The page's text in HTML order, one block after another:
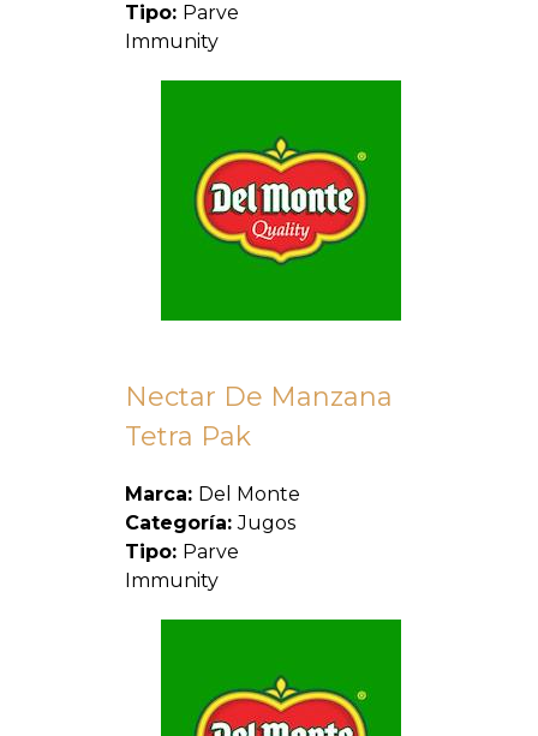
Tipo: Parve
Immunity
Nectar De Manzana
Tetra Pak
Marca: Del Monte
Categoría:Jugos
Tipo: Parve
Immunity